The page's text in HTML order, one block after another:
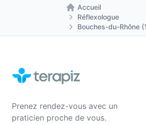
Accueil
Retour à la page
Réflexologue
Bouches-du-Rhône
Prenez rendez-vous avec un
praticien proche de vous.